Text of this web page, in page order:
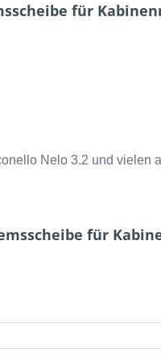
für
Nelo 3.2 und vielen
für